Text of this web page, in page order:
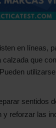
carril
de
a nivel
o zona
en líneas,
que
sentidos
y reforzar las